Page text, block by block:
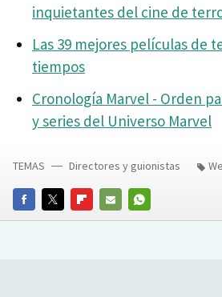
inquietantes del cine de
Las 39 mejores películas de
tiempos
Cronología Marvel - Orden
y series del Universo Marvel
FACEBOOKTWITTERFLIPBOARD
E-
WHATSAPP
TEMAS Directores y guionistas